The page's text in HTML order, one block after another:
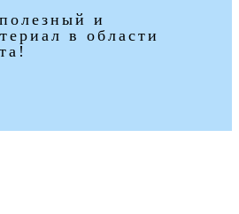
и
в области